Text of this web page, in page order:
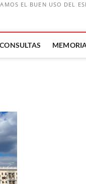
EL BUEN USO DEL
CONSULTAS